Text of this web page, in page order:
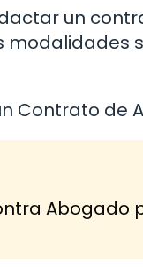
un
Contrato de
Abogado